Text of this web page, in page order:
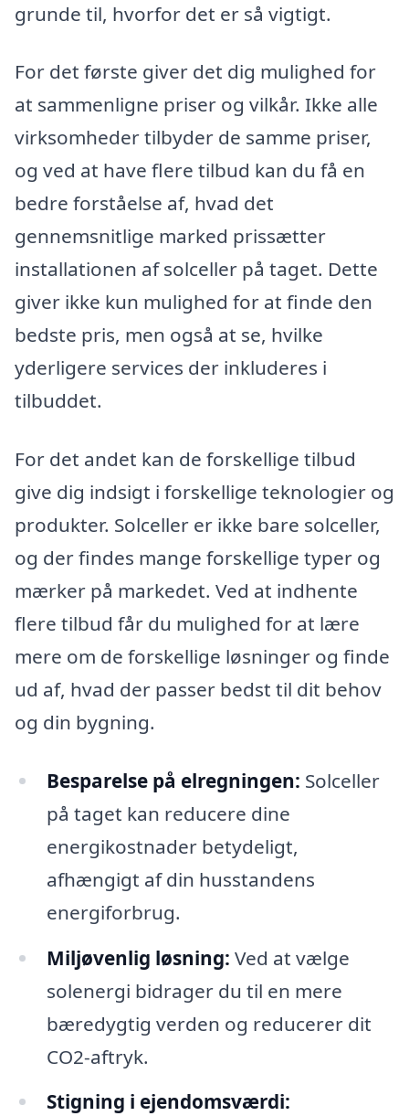
grunde til, hvorfor det er så vigtigt.
For det første giver det dig mulighed for
at sammenligne priser og vilkår. Ikke alle
virksomheder tilbyder de samme priser,
og ved at have flere tilbud kan du få en
bedre forståelse af, hvad det
gennemsnitlige marked prissætter
installationen af solceller på taget. Dette
giver ikke kun mulighed for at finde den
bedste pris, men også at se, hvilke
yderligere services der inkluderes i
tilbuddet.
For det andet kan de forskellige tilbud
give dig indsigt i forskellige teknologier og
produkter. Solceller er ikke bare solceller,
og der findes mange forskellige typer og
mærker på markedet. Ved at indhente
flere tilbud får du mulighed for at lære
mere om de forskellige løsninger og finde
ud af, hvad der passer bedst til dit behov
og din bygning.
Besparelse på elregningen: Solceller
på taget kan reducere dine
energikostnader betydeligt,
afhængigt af din husstandens
energiforbrug.
Miljøvenlig løsning: Ved at vælge
solenergi bidrager du til en mere
bæredygtig verden og reducerer dit
CO2-aftryk.
Stigning i ejendomsværdi: